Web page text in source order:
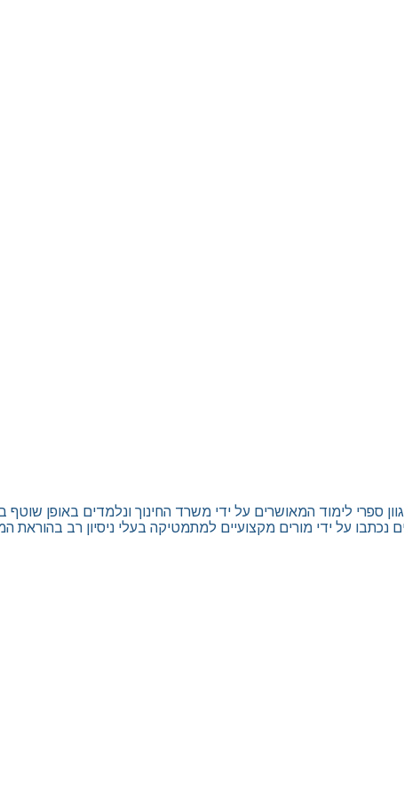
לימוד המאושרים על ידי משרד החינוך ונלמדים באופן שוטף
נכתבו על ידי מורים מקצועיים למתמטיקה בעלי ניסיון רב